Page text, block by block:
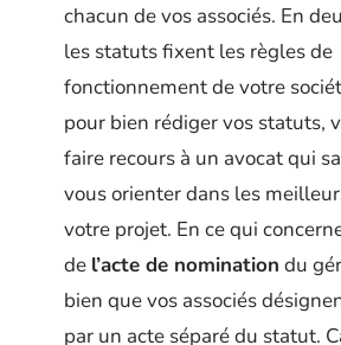
chacun de vos associés. En
les statuts fixent les règles de
fonctionnement de votre
pour bien rédiger vos statuts,
faire recours à un avocat qui
vous orienter dans les
votre projet. En ce qui
de l’acte de nomination du
bien que vos associés
par un acte séparé du statut.